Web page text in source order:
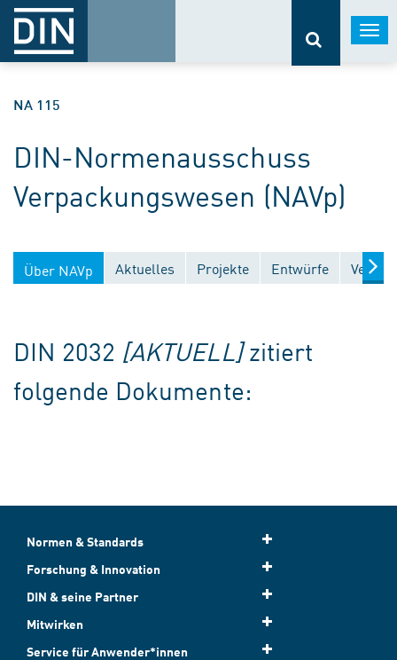
NA 115
DIN-Normenausschuss
Verpackungswesen (NAVp)
Über NAVp Aktuelles Projekte Entwürfe
DIN 2032 [AKTUELL] zitiert
folgende Dokumente:
Normen & Standards
Forschung & Innovation
DIN & seine Partner
Mitwirken
Service für Anwender*innen